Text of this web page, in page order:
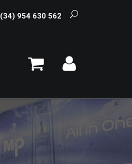
(34) 954 630 562